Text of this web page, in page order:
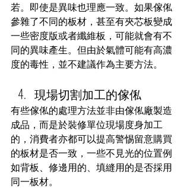
若。即使是異味也理應一致。如果傢俬
參雜了不同的板材，甚至有夾芯板變成
一些密度版或者纖維板，可能就會有不
同的異味產生。但由於氣體可能有高濃
度的毒性，並不建議作為主要方法。
現場切割加工的傢俬
有些傢俬的處理方法並非由傢俬廠製造
成品，而是於裝修單位現場度身加工
的，消費者亦都可以提高警惕留意購買
的板材是否一致，一些不見光的位置例
如背板、修邊用的、填縫用的是否採用
同一板材。